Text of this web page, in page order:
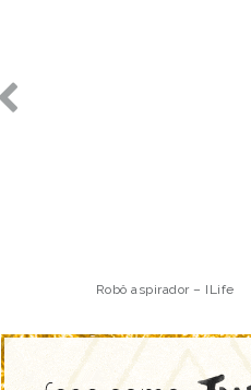
Robô aspirador – ILife